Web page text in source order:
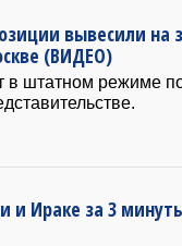
вывесили на
(ВИДЕО)
в штатном режиме
и Ираке за 3